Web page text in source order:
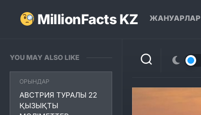
content
MillionFacts KZ ЖАНУАРЛАР
YOU MAY ALSO LIKE
ОРЫНДАР
АВСТРИЯ ТУРАЛЫ 22
ҚЫЗЫҚТЫ